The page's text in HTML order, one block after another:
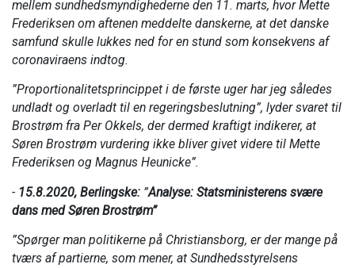
mellem sundhedsmyndighederne den 11. marts, hvor Mette
Frederiksen om aftenen meddelte danskerne, at det danske
samfund skulle lukkes ned for en stund som konsekvens af
coronaviraens indtog.
”Proportionalitetsprincippet i de første uger har jeg således
undladt og overladt til en regeringsbeslutning”, lyder svaret til
Brostrøm fra Per Okkels, der dermed kraftigt indikerer, at
Søren Brostrøm vurdering ikke bliver givet videre til Mette
Frederiksen og Magnus Heunicke”.
- 15.8.2020, Berlingske: ”Analyse: Statsministerens svære
dans med Søren Brostrøm”
”Spørger man politikerne på Christiansborg, er der mange på
tværs af partierne, som mener, at Sundhedsstyrelsens